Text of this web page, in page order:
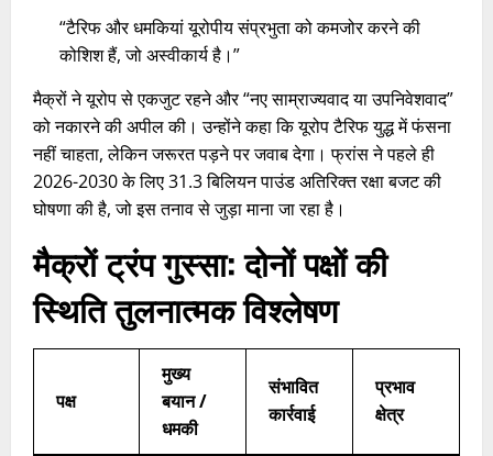
“टैरिफ और धमकियां यूरोपीय संप्रभुता को कमजोर करने की
कोशिश हैं, जो अस्वीकार्य है।”
मैक्रों ने यूरोप से एकजुट रहने और “नए साम्राज्यवाद या उपनिवेशवाद”
को नकारने की अपील की। उन्होंने कहा कि यूरोप टैरिफ युद्ध में फंसना
नहीं चाहता, लेकिन जरूरत पड़ने पर जवाब देगा। फ्रांस ने पहले ही
2026-2030 के लिए 31.3 बिलियन पाउंड अतिरिक्त रक्षा बजट की
घोषणा की है, जो इस तनाव से जुड़ा माना जा रहा है।
मैक्रों ट्रंप गुस्सा: दोनों पक्षों की
स्थिति तुलनात्मक विश्लेषण
पक्ष
मुख्य
बयान /
धमकी
संभावित
कार्रवाई
प्रभाव
क्षेत्र